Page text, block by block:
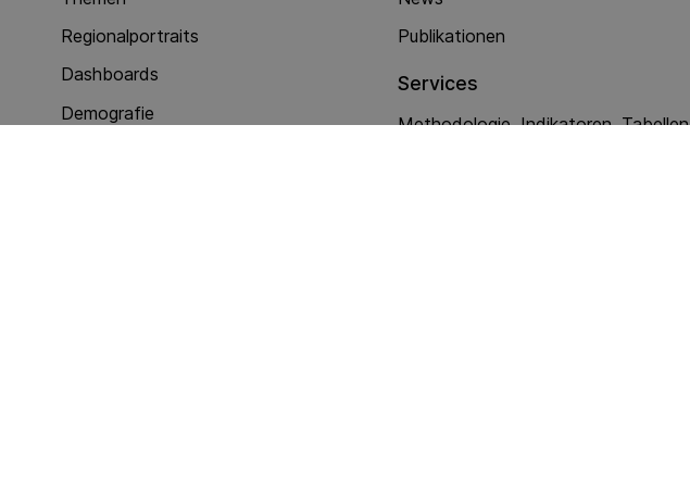
Regionalportraits
Dashboards
Demografie
Publikationen
Services
Methodologie, Indikatoren, Tabellen